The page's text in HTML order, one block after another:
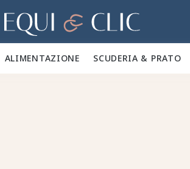
Casa
ALIMENTAZIONE 🥕 SCUDERIA & PRATO 🍃